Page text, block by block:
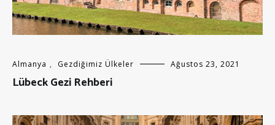
Almanya , Gezdiğimiz Ülkeler Ağustos 23, 2021
Lübeck Gezi Rehberi